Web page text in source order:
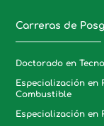
Carreras de
Doctorado en
Especialización en
Combustible
Especialización en